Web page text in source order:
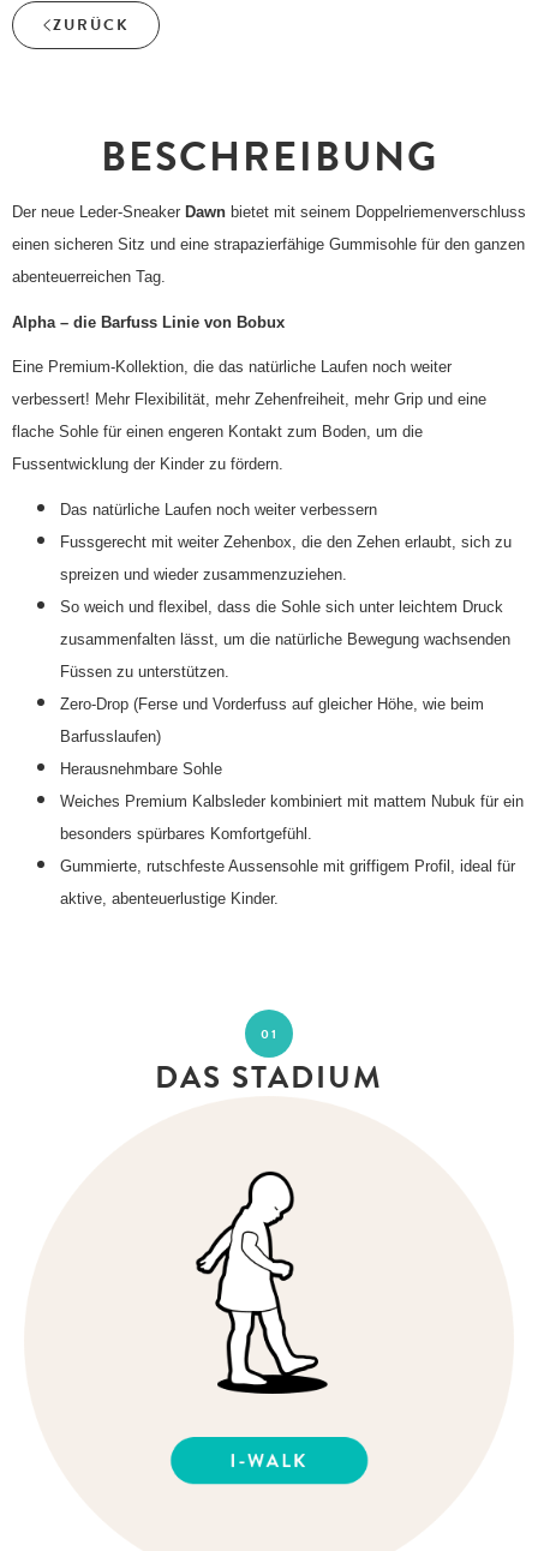
ZURÜCK
BESCHREIBUNG
Der neue Leder-Sneaker Dawn bietet mit seinem Doppelriemenverschluss
einen sicheren Sitz und eine strapazierfähige Gummisohle für den ganzen
abenteuerreichen Tag.
Alpha – die Barfuss Linie von Bobux
Eine Premium-Kollektion, die das natürliche Laufen noch weiter
verbessert! Mehr Flexibilität, mehr Zehenfreiheit, mehr Grip und eine
flache Sohle für einen engeren Kontakt zum Boden, um die
Fussentwicklung der Kinder zu fördern.
Das natürliche Laufen noch weiter verbessern
Fussgerecht mit weiter Zehenbox, die den Zehen erlaubt, sich zu
spreizen und wieder zusammenzuziehen.
So weich und flexibel, dass die Sohle sich unter leichtem Druck
zusammenfalten lässt, um die natürliche Bewegung wachsenden
Füssen zu unterstützen.
Zero-Drop (Ferse und Vorderfuss auf gleicher Höhe, wie beim
Barfusslaufen)
Herausnehmbare Sohle
Weiches Premium Kalbsleder kombiniert mit mattem Nubuk für ein
besonders spürbares Komfortgefühl.
Gummierte, rutschfeste Aussensohle mit griffigem Profil, ideal für
aktive, abenteuerlustige Kinder.
01
DAS STADIUM